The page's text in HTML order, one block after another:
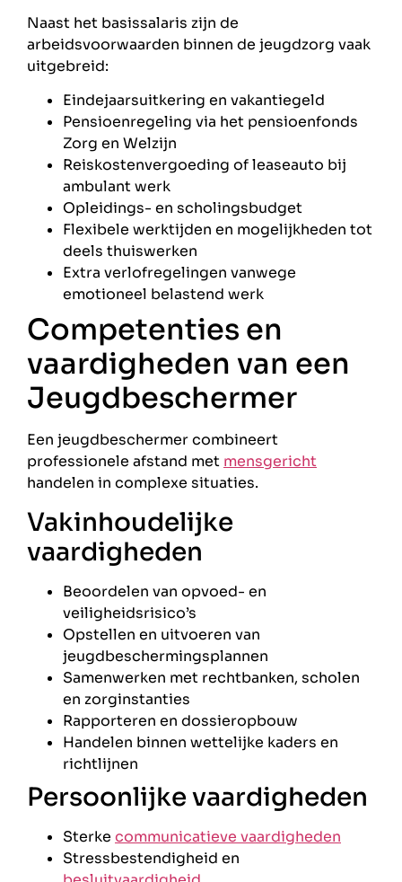
Naast het basissalaris zijn de
arbeidsvoorwaarden binnen de jeugdzorg vaak
uitgebreid:
Eindejaarsuitkering en vakantiegeld
Pensioenregeling via het pensioenfonds
Zorg en Welzijn
Reiskostenvergoeding of leaseauto bij
ambulant werk
Opleidings- en scholingsbudget
Flexibele werktijden en mogelijkheden tot
deels thuiswerken
Extra verlofregelingen vanwege
emotioneel belastend werk
Competenties en
vaardigheden van een
Jeugdbeschermer
Een jeugdbeschermer combineert
professionele afstand met mensgericht
handelen in complexe situaties.
Vakinhoudelijke
vaardigheden
Beoordelen van opvoed- en
veiligheidsrisico’s
Opstellen en uitvoeren van
jeugdbeschermingsplannen
Samenwerken met rechtbanken, scholen
en zorginstanties
Rapporteren en dossieropbouw
Handelen binnen wettelijke kaders en
richtlijnen
Persoonlijke vaardigheden
Sterke communicatieve vaardigheden
Stressbestendigheid en